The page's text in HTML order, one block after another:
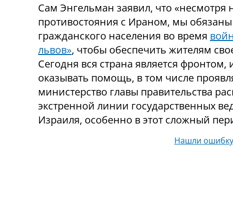
Сам Энгельман заявил, что «несмотря
противостояния с Ираном, мы
гражданского населения во время
львов», чтобы обеспечить жителям
Сегодня вся страна является
оказывать помощь, в том числе
министерство главы правительства
экстренной линии государственных
Израиля, особенно в этот сложный
Нашли